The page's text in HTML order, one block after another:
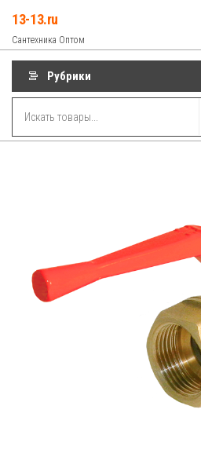
содержимому
13-13.ru
Сантехника Оптом
Рубрики